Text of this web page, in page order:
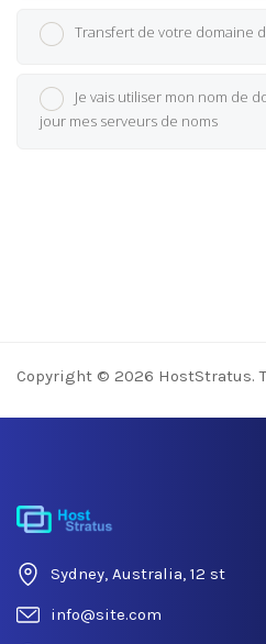
Transfert de votre domaine
Je vais utiliser mon nom de
jour mes serveurs de noms
Copyright © 2026 HostStratus.
Sydney, Australia, 12 st
info@site.com